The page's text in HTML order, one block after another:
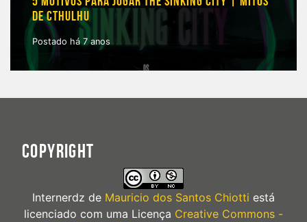
DE CTHULHU
Postado há 7 anos
COPYRIGHT
Internerdz de Mauricio dos Santos Chiotti está
licenciado com uma Licença Creative Commons -